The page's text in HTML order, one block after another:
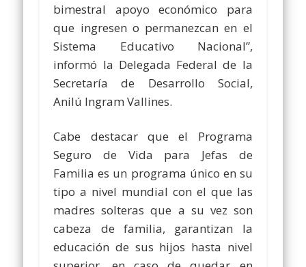
bimestral apoyo económico para
que ingresen o permanezcan en el
Sistema Educativo Nacional”,
informó la Delegada Federal de la
Secretaría de Desarrollo Social,
Anilú Ingram Vallines.
Cabe destacar que el Programa
Seguro de Vida para Jefas de
Familia es un programa único en su
tipo a nivel mundial con el que las
madres solteras que a su vez son
cabeza de familia, garantizan la
educación de sus hijos hasta nivel